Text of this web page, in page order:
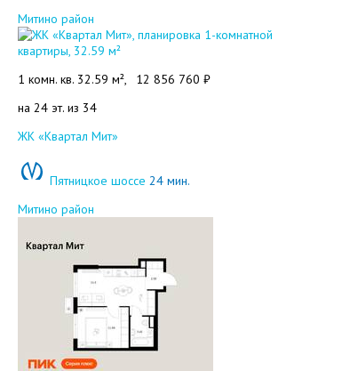
Митино район
1 комн. кв. 32.59 м², 12 856 760 ₽
на 24 эт. из 34
Добавить в избранное
ЖК «Квартал Мит»
Пятницкое шоссе 24 мин.
Митино район